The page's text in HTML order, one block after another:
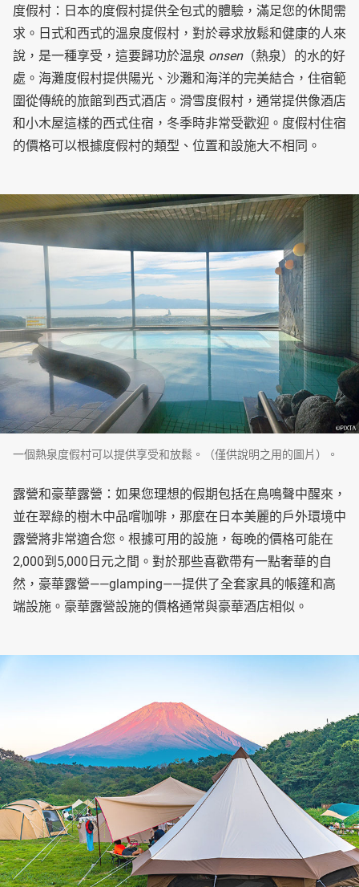
度假村：日本的度假村提供全包式的體驗，滿足您的休閒需
求。日式和西式的溫泉度假村，對於尋求放鬆和健康的人來
說，是一種享受，這要歸功於温泉 onsen（熱泉）的水的好
處。海灘度假村提供陽光、沙灘和海洋的完美結合，住宿範
圍從傳統的旅館到西式酒店。滑雪度假村，通常提供像酒店
和小木屋這樣的西式住宿，冬季時非常受歡迎。度假村住宿
的價格可以根據度假村的類型、位置和設施大不相同。
一個熱泉度假村可以提供享受和放鬆。（僅供說明之用的圖片）。
露營和豪華露營：如果您理想的假期包括在鳥鳴聲中醒來，
並在翠綠的樹木中品嚐咖啡，那麼在日本美麗的戶外環境中
露營將非常適合您。根據可用的設施，每晚的價格可能在
2,000到5,000日元之間。對於那些喜歡帶有一點奢華的自
然，豪華露營——glamping——提供了全套家具的帳篷和高
端設施。豪華露營設施的價格通常與豪華酒店相似。